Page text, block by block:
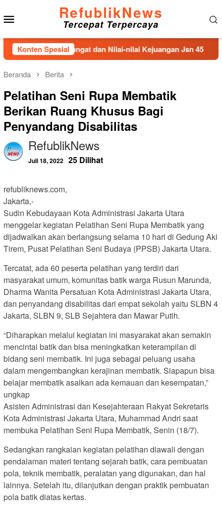
ke
konten
RefublikNews
Tercepat Terpercaya
Konten Spesial
Semangat dan Nilai-nilai Kejuangan Jsn 45
Beranda Berita
Pelatihan Seni Rupa Membatik
Berikan Ruang Khusus Bagi
Penyandang Disabilitas
RefublikNews
Juli 18, 2022 25 Dilihat
refubliknews.com,
Jakarta,-
Sudin Kebudayaan Kota Administrasi Jakarta Utara
menggelar kegiatan Pelatihan Seni Rupa Membatik yang
dijadwalkan akan berlangsung selama 10 hari di Gedung Aki
Tirem, Pusat Pelatihan Seni Budaya (PPSB) Jakarta Utara.
Tercatat, ada 60 peserta pelatihan yang terdiri dari
masyarakat umum, komunitas batik warga Rusun Marunda,
Dharma Wanita Persatuan Kota Administrasi Jakarta Utara,
dan penyandang disabilitas dari empat sekolah yaitu SLBN 4
Jakarta, SLBN 9, SLB Sejahtera dan Mawar Putih.
“Diharapkan melalui kegiatan ini masyarakat akan semakin
mencintai batik dan bisa meningkatkan keterampilan di
bidang seni membatik. Ini juga sebagai peluang usaha
dalam mengembangkan kerajinan membatik. Siapapun bisa
belajar membatik asalkan ada kemauan dan kesempatan,”
ungkap
Asisten Administrasi dan Kesejahteraan Rakyat Sekretaris
Kota Administrasi Jakarta Utara, Muhammad Andri saat
membuka Pelatihan Seni Rupa Membatik, Senin (18/7).
Sedangkan rangkaian kegiatan pelatihan diawali dengan
pendalaman materi tentang sejarah batik, cara pembuatan
pola, teknik membatik, peralatan yang digunakan, dan hal
lainnya. Setelah itu, dilanjutkan dengan praktik pembuatan
pola batik diatas kertas.